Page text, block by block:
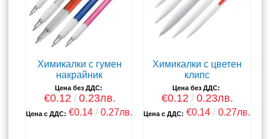
Химикалки с гумен
накрайник
Цена без ДДС:
€0.12 0.23лв.
Цена с ДДС: €0.14 0.27лв.
Химикалки с цветен
клипс
Цена без ДДС:
€0.12 0.23лв.
Цена с ДДС: €0.14 0.27лв.